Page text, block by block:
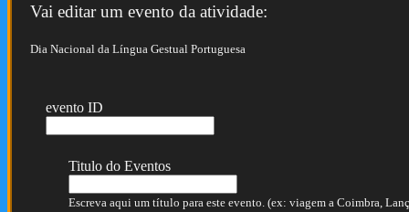
Vai editar um evento da atividade:
Dia Nacional da Língua Gestual Portuguesa
evento ID
Titulo do Eventos
Escreva aqui um título para este evento. (ex: viagem a Coimbra,